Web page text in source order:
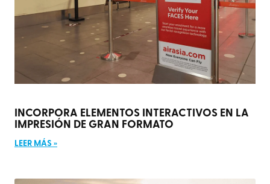
INCORPORA ELEMENTOS INTERACTIVOS EN LA
IMPRESIÓN DE GRAN FORMATO
LEER MÁS »